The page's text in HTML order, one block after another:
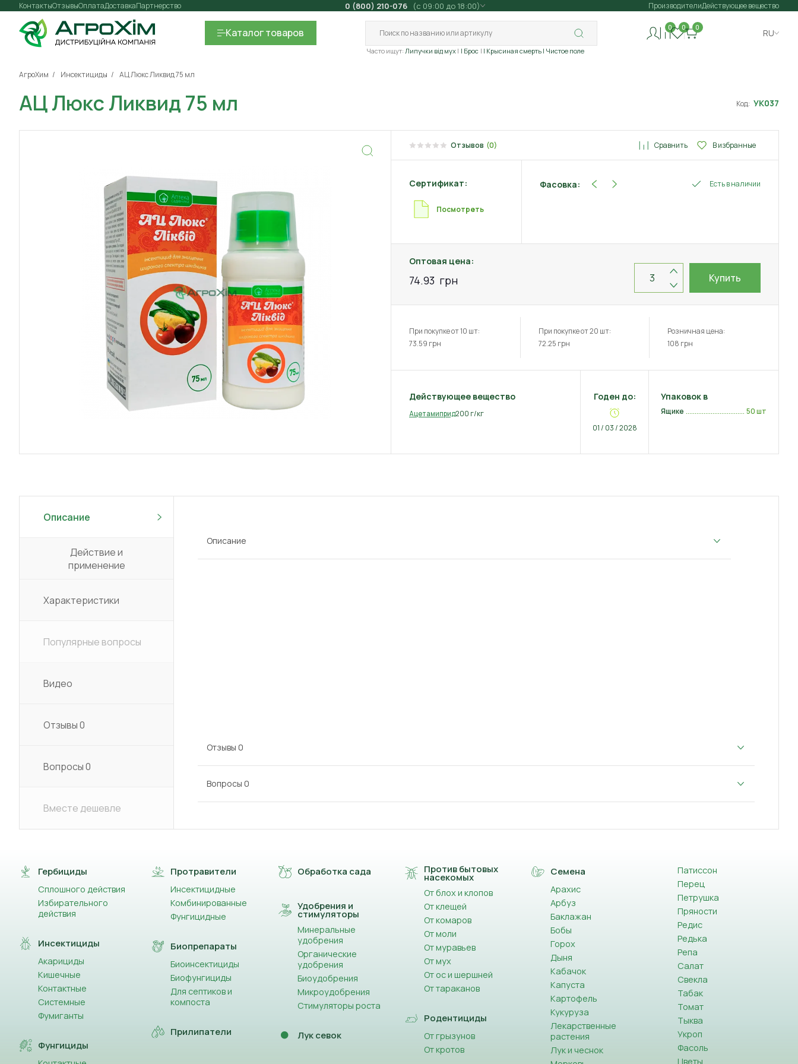
Контакты Оплата
Отзывы ДоставкаПартнерство 0 (800) 210-076 (с 09:00 до 18:00) ПроизводителиДействующее вещество
Каталогтоваров
Часто ищут: Липучки від мух | Брос | Крысиная смерть | Чистое поле
0 0 0
RU
АгроХим Инсектициды АЦ Люкс Ликвид 75 мл
АЦ Люкс Ликвид 75 мл Код: УК037
Отзывов (0) Сравнить В избранные
Сертификат:
Посмотреть
Фасовка: Есть в наличии
Оптовая цена:
74.93 грн Купить
При покупке от 10 шт:
73.59 грн
При покупке от 20 шт:
72.25 грн
Розничная цена:
108 грн
Действующее вещество
Ацетамиприд200 г/кг
Годен до:
01 / 03 / 2028
Упаковок в
Ящике 50 шт
Описание
Действие и
применение
Характеристики
Популярные вопросы
Видео
Отзывы0
Вопросы0
Вместе дешевле
Описание
Отзывы 0
Вопросы 0
Гербициды
Сплошного действия
Избирательного
действия
Инсектициды
Акарициды
Кишечные
Контактные
Системные
Фумиганты
Фунгициды
Протравители
Инсектицидные
Комбинированные
Фунгицидные
Биопрепараты
Биоинсектициды
Биофунгициды
Для септиков и
компоста
Прилипатели
Обработка сада
Удобрения и
стимуляторы
Минеральные
удобрения
Органические
удобрения
Биоудобрения
Микроудобрения
Стимуляторы роста
Лук севок
Против бытовых
насекомых
От блох и клопов
От клещей
От комаров
От моли
От муравьев
От мух
От ос и шершней
От тараканов
Родентициды
От грызунов
От кротов
Семена
Арахис
Арбуз
Баклажан
Бобы
Горох
Дыня
Кабачок
Капуста
Картофель
Кукуруза
Лекарственные
растения
Лук и чеснок
Патиссон
Перец
Петрушка
Пряности
Редис
Редька
Репа
Салат
Свекла
Табак
Томат
Тыква
Укроп
Фасоль
Цветы